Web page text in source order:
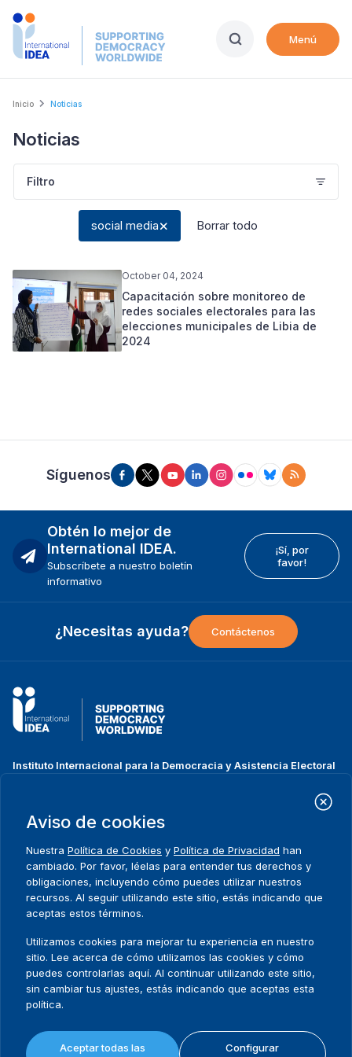
Skip
Menú
Breadcrumb
Inicio Noticias
Noticias
Filtro
social media Borrar todo
October 04, 2024
Capacitación sobre monitoreo de
redes sociales electorales para las
elecciones municipales de Libia de
2024
Síguenos
Obtén lo mejor de
International IDEA.
Subscríbete a nuestro boletín
informativo
¡Sí, por
favor!
¿Necesitas ayuda? Contáctenos
Instituto Internacional para la Democracia y Asistencia Electoral
Strömsborgsbron 1
SE-103 34 Estocolmo
Suecia
Teléfono
+46 8 698 37 00
Footer
menu
Inicio
Sobre nosotros
Qué hacemos
Dónde trabajamos
Publicaciones
Datos y herramientas
Projectos
Noticias y eventos
Prensa
Contact
Release Agreement Form
Términos y condiciones
Aviso de cookies
Nuestra Política de Cookies y Política de Privacidad han
cambiado. Por favor, léelas para entender tus derechos y
obligaciones, incluyendo cómo puedes utilizar nuestros
recursos. Al seguir utilizando este sitio, estás indicando que
aceptas estos términos.
Utilizamos cookies para mejorar tu experiencia en nuestro
sitio. Lee acerca de cómo utilizamos las cookies y cómo
puedes controlarlas aquí. Al continuar utilizando este sitio,
sin cambiar tus ajustes, estás indicando que aceptas esta
política.
Aceptar todas las
Configurar